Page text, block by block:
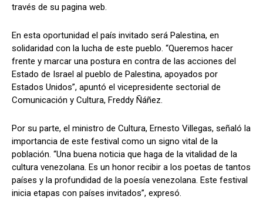
través de su pagina web.
En esta oportunidad el país invitado será Palestina, en
solidaridad con la lucha de este pueblo. “Queremos hacer
frente y marcar una postura en contra de las acciones del
Estado de Israel al pueblo de Palestina, apoyados por
Estados Unidos”, apuntó el vicepresidente sectorial de
Comunicación y Cultura, Freddy Ñáñez.
Por su parte, el ministro de Cultura, Ernesto Villegas, señaló la
importancia de este festival como un signo vital de la
población. “Una buena noticia que haga de la vitalidad de la
cultura venezolana. Es un honor recibir a los poetas de tantos
países y la profundidad de la poesía venezolana. Este festival
inicia etapas con países invitados”, expresó.